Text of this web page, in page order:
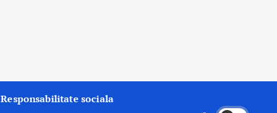
Responsabilitate sociala